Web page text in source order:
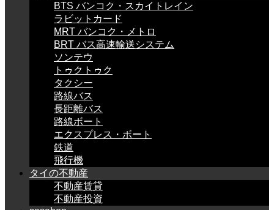
BTS バンコク・スカイトレイン
ラビットカード
MRT バンコク・メトロ
BRT バス高速輸送システム
ソンテウ
トゥクトゥク
タクシー
路線バス
長距離バス
路線ボート
エクスプレス・ボート
鉄道
飛行機
タイの不動産
不動産賃貸
不動産投資